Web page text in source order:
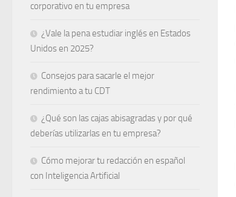
corporativo en tu empresa
¿Vale la pena estudiar inglés en Estados
Unidos en 2025?
Consejos para sacarle el mejor
rendimiento a tu CDT
¿Qué son las cajas abisagradas y por qué
deberías utilizarlas en tu empresa?
Cómo mejorar tu redacción en español
con Inteligencia Artificial